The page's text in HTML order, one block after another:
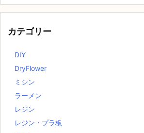
カテゴリー
DIY
DryFlower
ミシン
ラーメン
レジン
レジン・プラ板